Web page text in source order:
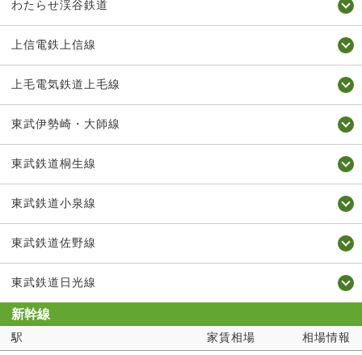
わたらせ渓谷鉄道
上信電鉄上信線
上毛電気鉄道上毛線
東武伊勢崎・大師線
東武鉄道桐生線
東武鉄道小泉線
東武鉄道佐野線
東武鉄道日光線
新幹線
駅 家賃相場 相場情報